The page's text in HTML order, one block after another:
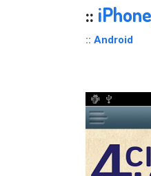
::
:: Android